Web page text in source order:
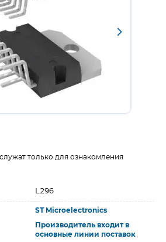
только для ознакомления
L296
ST Microelectronics
Производитель входит в
основные линии поставок